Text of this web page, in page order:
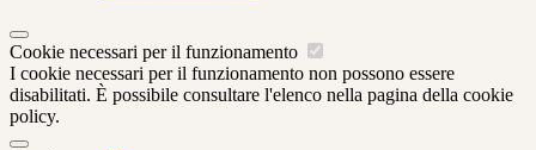
Cookie necessari per il funzionamento
I cookie necessari per il funzionamento non possono essere
disabilitati. È possibile consultare l'elenco nella pagina della cookie
policy.